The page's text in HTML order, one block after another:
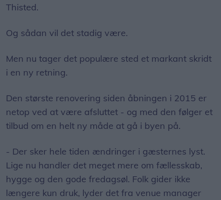
Thisted.
Og sådan vil det stadig være.
Men nu tager det populære sted et markant skridt
i en ny retning.
Den største renovering siden åbningen i 2015 er
netop ved at være afsluttet - og med den følger et
tilbud om en helt ny måde at gå i byen på.
- Der sker hele tiden ændringer i gæsternes lyst.
Lige nu handler det meget mere om fællesskab,
hygge og den gode fredagsøl. Folk gider ikke
længere kun druk, lyder det fra venue manager